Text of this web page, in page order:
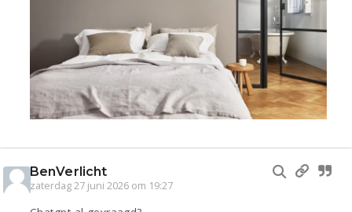
BenVerlicht
zaterdag 27 juni 2026 om 19:27